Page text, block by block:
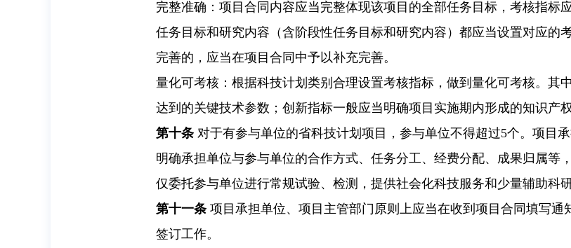
完整准确：项目合同内容应当完整体现该项目的全部任务目标，考核指标
任务目标和研究内容（含阶段性任务目标和研究内容）都应当设置对应的
完善的，应当在项目合同中予以补充完善。
量化可考核：根据科技计划类别合理设置考核指标，做到量化可考核。其
达到的关键技术参数；创新指标一般应当明确项目实施期内形成的知识产
第十条 对于有参与单位的省科技计划项目，参与单位不得超过5个。项目
明确承担单位与参与单位的合作方式、任务分工、经费分配、成果归属等
仅委托参与单位进行常规试验、检测，提供社会化科技服务和少量辅助科
第十一条 项目承担单位、项目主管部门原则上应当在收到项目合同填写通
签订工作。